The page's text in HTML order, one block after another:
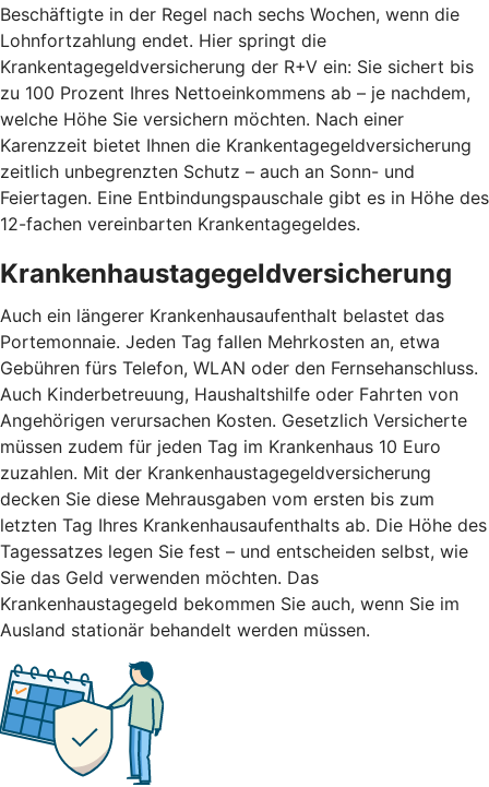
Beschäftigte in der Regel nach sechs Wochen, wenn die
Lohnfortzahlung endet. Hier springt die
Krankentagegeldversicherung der R+V ein: Sie sichert bis
zu 100 Prozent Ihres Nettoeinkommens ab – je nachdem,
welche Höhe Sie versichern möchten. Nach einer
Karenzzeit bietet Ihnen die Krankentagegeldversicherung
zeitlich unbegrenzten Schutz – auch an Sonn- und
Feiertagen. Eine Entbindungspauschale gibt es in Höhe des
12-fachen vereinbarten Krankentagegeldes.
Krankenhaustagegeldversicherung
Auch ein längerer Krankenhausaufenthalt belastet das
Portemonnaie. Jeden Tag fallen Mehrkosten an, etwa
Gebühren fürs Telefon, WLAN oder den Fernsehanschluss.
Auch Kinderbetreuung, Haushaltshilfe oder Fahrten von
Angehörigen verursachen Kosten. Gesetzlich Versicherte
müssen zudem für jeden Tag im Krankenhaus 10 Euro
zuzahlen. Mit der Krankenhaustagegeldversicherung
decken Sie diese Mehrausgaben vom ersten bis zum
letzten Tag Ihres Krankenhausaufenthalts ab. Die Höhe des
Tagessatzes legen Sie fest – und entscheiden selbst, wie
Sie das Geld verwenden möchten. Das
Krankenhaustagegeld bekommen Sie auch, wenn Sie im
Ausland stationär behandelt werden müssen.